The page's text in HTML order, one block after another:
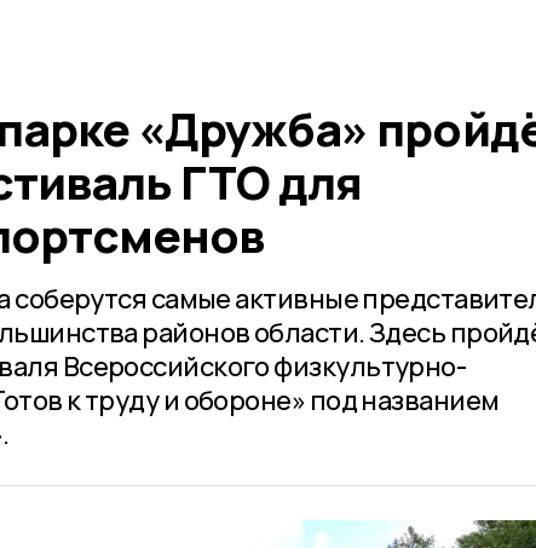
«Дружба»
ГТО для
соберутся самые активные
районов области. Здесь
Всероссийского физкультурно-
к труду и обороне» под названием